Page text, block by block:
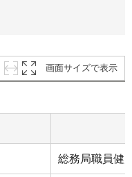
画面サイズで表示
総務局職員健